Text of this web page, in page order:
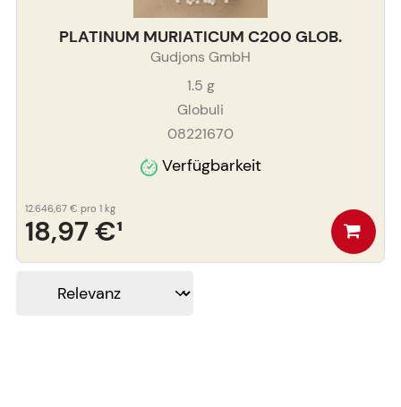
PLATINUM MURIATICUM C200 GLOB.
Gudjons GmbH
1.5 g
Globuli
08221670
Verfügbarkeit
18,97 €¹
12.646,67 € pro 1 kg